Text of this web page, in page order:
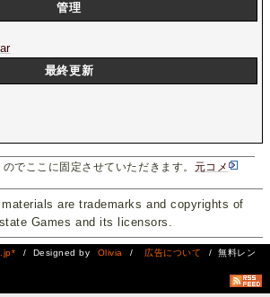
管理
最終更新
でここに固定させていただきます。 元コメ
are trademarks and copyrights of
Games and its licensors.
/ Designed by Olivia / 広告について
/ 無料レン